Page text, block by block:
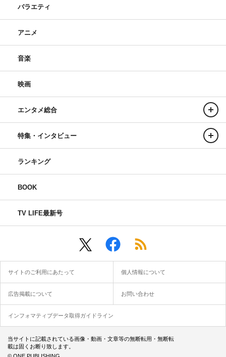
バラエティ
アニメ
音楽
映画
エンタメ総合
特集・インタビュー
ランキング
BOOK
TV LIFE最新号
サイトのご利用にあたって 個人情報について
広告掲載について お問い合わせ
インフォマティブデータ取得ガイドライン
当サイトに記載されている画像・動画・文章等の無断転用・無断転
載は固くお断り致します。